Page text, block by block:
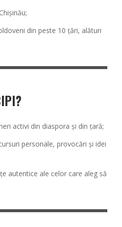
din peste 10 țări, alături
activi din diaspora și din țară;
personale, provocări și idei
autentice ale celor care aleg să